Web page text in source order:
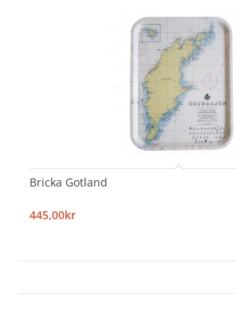
Bricka Gotland
445,00kr